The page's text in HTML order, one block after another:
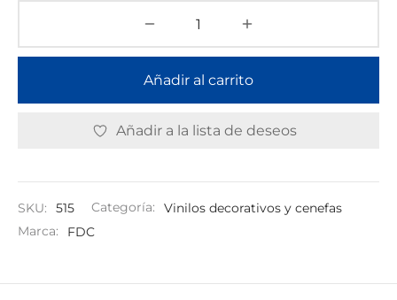
Añadir al carrito
Añadir a la lista de deseos
SKU: 515 Categoría:
Vinilos decorativos y cenefas
Marca:
FDC